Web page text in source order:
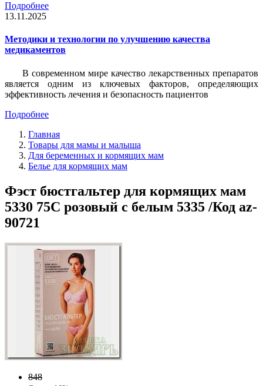
Подробнее
13.11.2025
Методики и технологии по улучшению качества
медикаментов
В современном мире качество лекарственных препаратов
является одним из ключевых факторов, определяющих
эффективность лечения и безопасность пациентов
Подробнее
Главная
Товары для мамы и малыша
Для беременных и кормящих мам
Белье для кормящих мам
Фэст бюстгальтер для кормящих мам
5330 75С розовый с белым 5335 /Код az-
90721
848